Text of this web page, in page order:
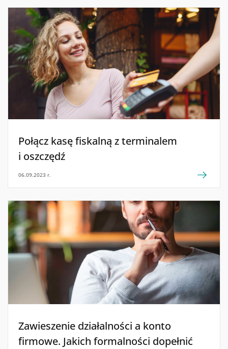
Połącz kasę fiskalną z terminalem
i oszczędź
06.09.2023 r.
Zawieszenie działalności a konto
firmowe. Jakich formalności dopełnić